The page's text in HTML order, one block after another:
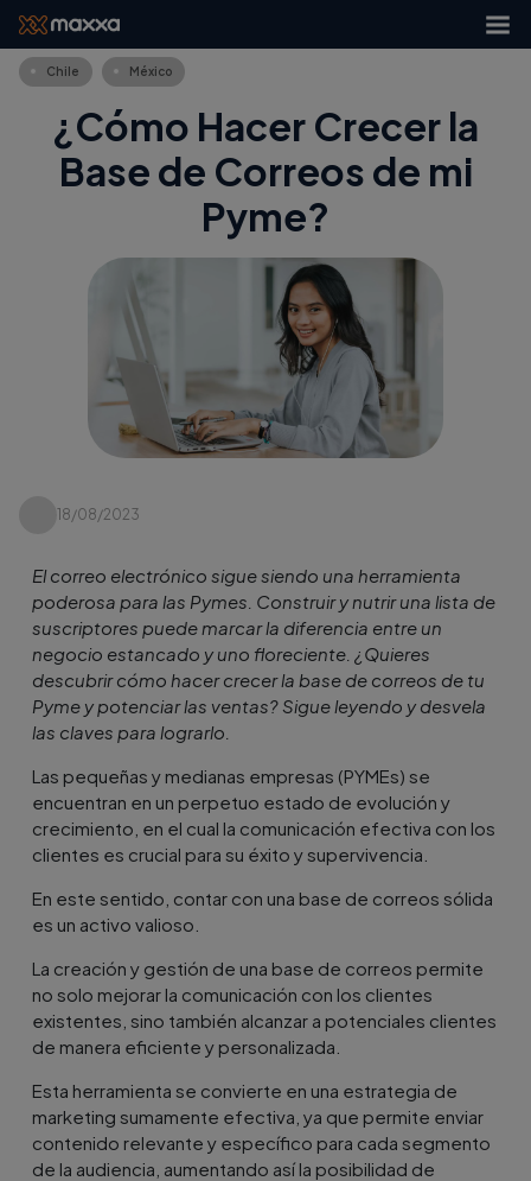
Chile México
¿Cómo Hacer Crecer la
Base de Correos de mi
Pyme?
18/08/2023
El correo electrónico sigue siendo una herramienta
poderosa para las Pymes. Construir y nutrir una lista de
suscriptores puede marcar la diferencia entre un
negocio estancado y uno floreciente. ¿Quieres
descubrir cómo hacer crecer la base de correos de tu
Pyme y potenciar las ventas? Sigue leyendo y desvela
las claves para lograrlo.
Las pequeñas y medianas empresas (PYMEs) se
encuentran en un perpetuo estado de evolución y
crecimiento, en el cual la comunicación efectiva con los
clientes es crucial para su éxito y supervivencia.
En este sentido, contar con una base de correos sólida
es un activo valioso.
La creación y gestión de una base de correos permite
no solo mejorar la comunicación con los clientes
existentes, sino también alcanzar a potenciales clientes
de manera eficiente y personalizada.
Esta herramienta se convierte en una estrategia de
marketing sumamente efectiva, ya que permite enviar
contenido relevante y específico para cada segmento
de la audiencia, aumentando así la posibilidad de